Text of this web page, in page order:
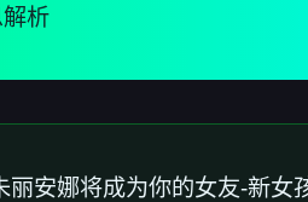
析
安娜将成为你的女友-新女